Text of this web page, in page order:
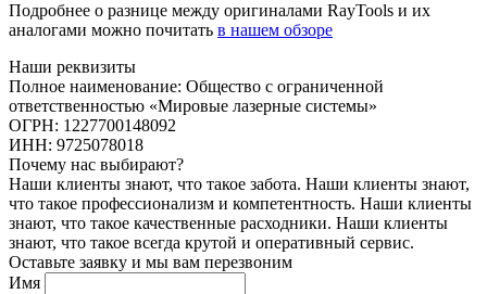
Подробнее о разнице между оригиналами RayTools и их
аналогами можно почитать в нашем обзоре
Наши реквизиты
Полное наименование: Общество с ограниченной
ответственностью «Мировые лазерные системы»
ОГРН: 1227700148092
ИНН: 9725078018
Почему нас выбирают?
Наши клиенты знают, что такое забота. Наши клиенты знают,
что такое профессионализм и компетентность. Наши клиенты
знают, что такое качественные расходники. Наши клиенты
знают, что такое всегда крутой и оперативный сервис.
Оставьте заявку и мы вам перезвоним
Имя